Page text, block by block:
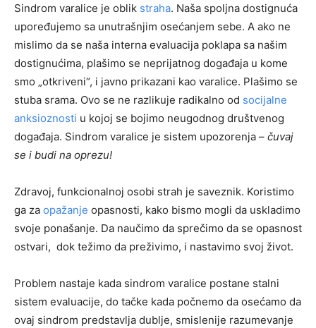
Sindrom varalice je oblik straha. Naša spoljna dostignuća
upoređujemo sa unutrašnjim osećanjem sebe. A ako ne
mislimo da se naša interna evaluacija poklapa sa našim
dostignućima, plašimo se neprijatnog događaja u kome
smo „otkriveni“, i javno prikazani kao varalice. Plašimo se
stuba srama. Ovo se ne razlikuje radikalno od socijalne
anksioznosti u kojoj se bojimo neugodnog društvenog
događaja. Sindrom varalice je sistem upozorenja – čuvaj
se i budi na oprezu!
Zdravoj, funkcionalnoj osobi strah je saveznik. Koristimo
ga za opažanje opasnosti, kako bismo mogli da uskladimo
svoje ponašanje. Da naučimo da sprečimo da se opasnost
ostvari, dok težimo da preživimo, i nastavimo svoj život.
Problem nastaje kada sindrom varalice postane stalni
sistem evaluacije, do tačke kada počnemo da osećamo da
ovaj sindrom predstavlja dublje, smislenije razumevanje